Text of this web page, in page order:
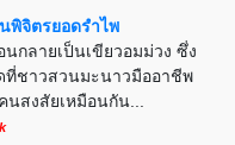
พิจิตรยอดรำไพ
นกลายเป็นเขียวอมม่วง ซึ่ง
ที่ชาวสวนมะนาวมืออาชีพ
นสงสัยเหมือนกัน...